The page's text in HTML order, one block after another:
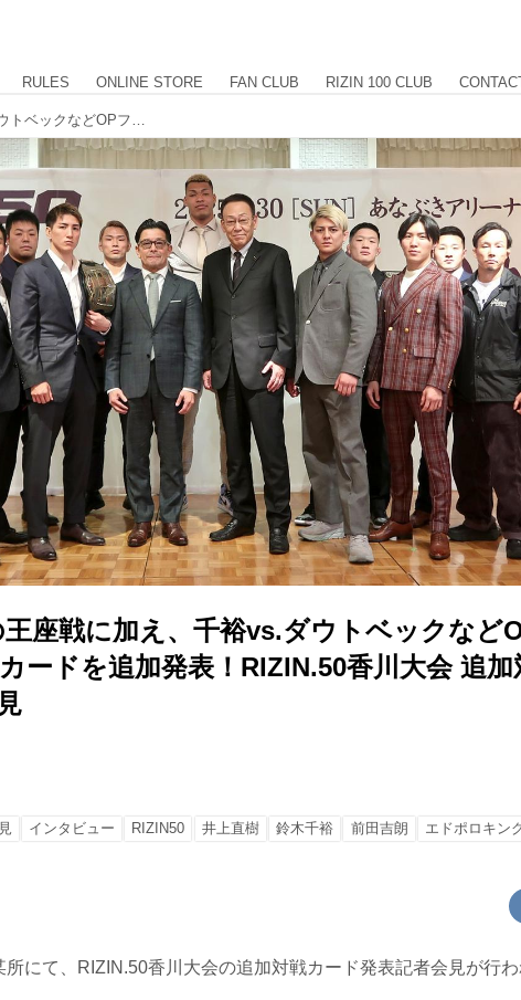
RULES ONLINE STORE FAN CLUB RIZIN 100 CLUB CONTACT
座戦に加え、千裕vs.ダウトベックなど
ードを追加発表！RIZIN.50香川大会 追
インタビュー RIZIN50 井上直樹 鈴木千裕 前田吉朗 エドポロキン
にて、RIZIN.50香川大会の追加対戦カード発表記者会見が行わ